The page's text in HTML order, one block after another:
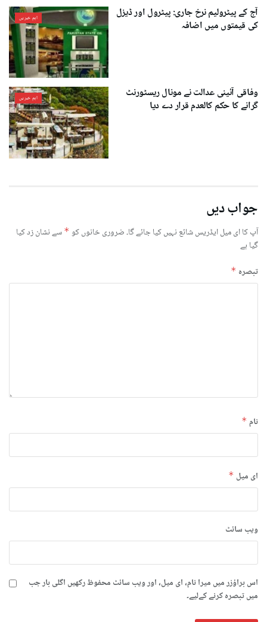
اہم خبریں
آج کے پیٹرولیم نرخ جاری: پیٹرول اور ڈیزل
کی قیمتوں میں اضافہ
اہم خبریں
وفاقی آئینی عدالت نے مونال ریسٹورنٹ
گرانے کا حکم کالعدم قرار دے دیا
جواب دیں
آپ کا ای میل ایڈریس شائع نہیں کیا جائے گا۔ضروری خانوں کو * سے نشان زد کیا
گیا ہے
تبصرہ *
نام *
ای میل *
ویب‌ سائٹ
اس براؤزر میں میرا نام، ای میل، اور ویب سائٹ محفوظ رکھیں اگلی بار جب
میں تبصرہ کرنے کےلیے۔